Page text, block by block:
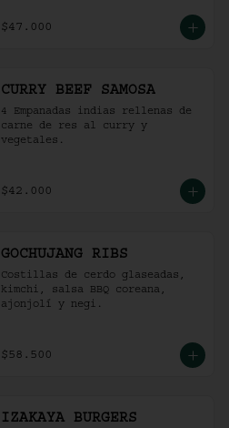
$47.000
CURRY BEEF SAMOSA
4 Empanadas indias rellenas de
carne de res al curry y
vegetales.
$42.000
GOCHUJANG RIBS
Costillas de cerdo glaseadas,
kimchi, salsa BBQ coreana,
ajonjolí y negi.
$58.500
IZAKAYA BURGERS